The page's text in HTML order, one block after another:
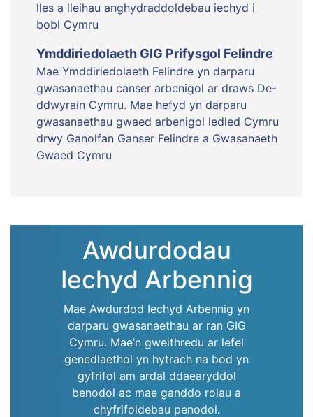
lles a lleihau anghydraddoldebau iechyd i
bobl Cymru
Ymddiriedolaeth GIG Prifysgol Felindre
Mae Ymddiriedolaeth Felindre yn darparu
gwasanaethau canser arbenigol ar draws De-
ddwyrain Cymru. Mae hefyd yn darparu
gwasanaethau gwaed arbenigol ledled Cymru
drwy Ganolfan Ganser Felindre a Gwasanaeth
Gwaed Cymru
Awdurdodau
Iechyd Arbennig
Mae Awdurdod Iechyd Arbennig yn
darparu gwasanaethau ar ran GIG
Cymru. Mae’n gweithredu ar lefel
genedlaethol yn hytrach na bod yn
gyfrifol am ardal ddaearyddol
benodol ac mae ganddo rolau a
chyfrifoldebau penodol.